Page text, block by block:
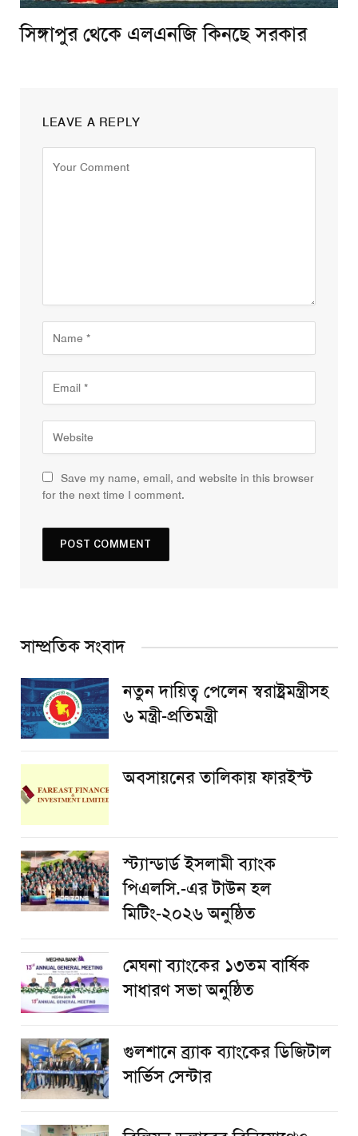
সিঙ্গাপুর থেকে এলএনজি কিনছে সরকার
LEAVE A REPLY
Save my name, email, and website in this browser
for the next time I comment.
সাম্প্রতিক সংবাদ
নতুন দায়িত্ব পেলেন স্বরাষ্ট্রমন্ত্রীসহ
৬ মন্ত্রী-প্রতিমন্ত্রী
অবসায়নের তালিকায় ফারইস্ট
স্ট্যান্ডার্ড ইসলামী ব্যাংক
পিএলসি.-এর টাউন হল
মিটিং-২০২৬ অনুষ্ঠিত
মেঘনা ব্যাংকের ১৩তম বার্ষিক
সাধারণ সভা অনুষ্ঠিত
গুলশানে ব্র্যাক ব্যাংকের ডিজিটাল
সার্ভিস সেন্টার